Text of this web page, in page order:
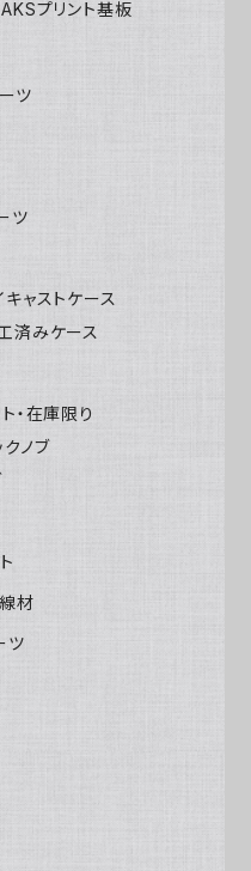
プリント基板
ツ
ツ
ャストケース
済みケース
・在庫限り
ノブ
材
ツ